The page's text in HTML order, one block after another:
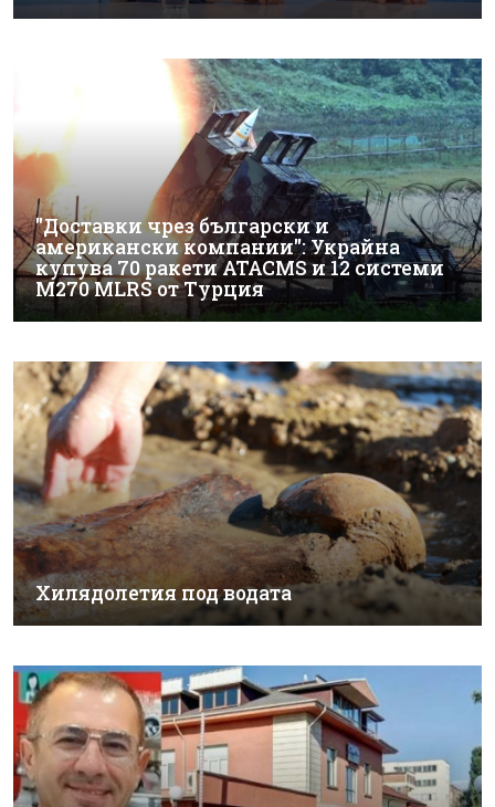
"Доставки чрез български и
американски компании": Украйна
купува 70 ракети ATACMS и 12 системи
M270 MLRS от Турция
Хилядолетия под водата